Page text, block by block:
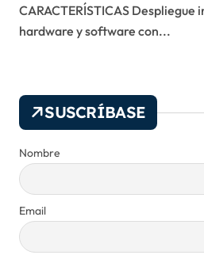
CARACTERÍSTICAS
hardware y software con...
SUSCRÍBASE
Nombre
Email